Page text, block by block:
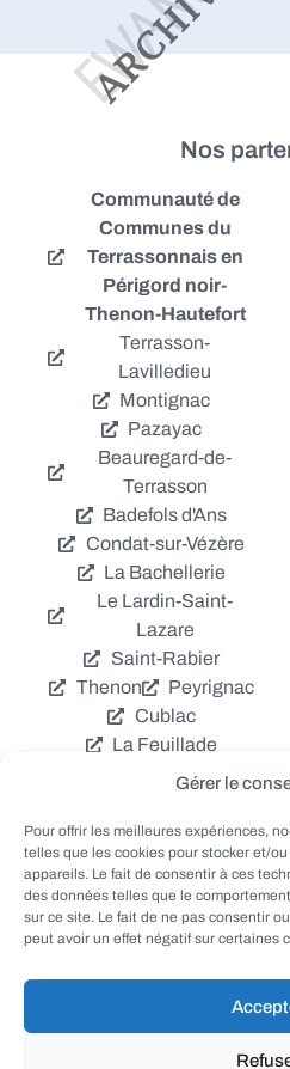
Gérer le
Pour offrir les meilleures expériences,
telles que les cookies pour stocker et/
appareils. Le fait de consentir à ces
des données telles que le
sur ce site. Le fait de ne pas consentir
peut avoir un effet négatif sur certaines
Nos
Communauté de
Communes du
Terrassonnais en
Périgord noir-
Thenon-Hautefort
Terrasson-
Lavilledieu
Montignac
Pazayac
Beauregard-de-
Terrasson
Badefols d'Ans
Condat-sur-Vézère
La Bachellerie
Le Lardin-Saint-
Lazare
Saint-Rabier
Thenon
Peyrignac
Cublac
La Feuillade
Chavagnac
Coly
Grèzes
Aubas
Villac
Azerat
Ladornac
Tourtoirac